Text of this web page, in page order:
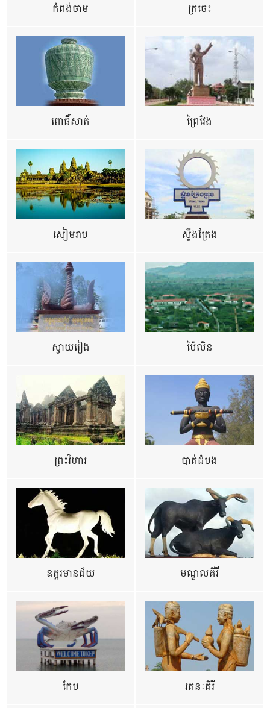
កំពង់ចាម ក្រចេះ
ពោធិ៍សាត់ ព្រៃវែង
សៀមរាប ស្ទឹងត្រែង
ស្វាយរៀង ប៉ៃលិន
ព្រះវិហារ បាត់ដំបង
ឧត្ដរមានជ័យ មណ្ឌលគីរី
កែប រតនៈគីរី